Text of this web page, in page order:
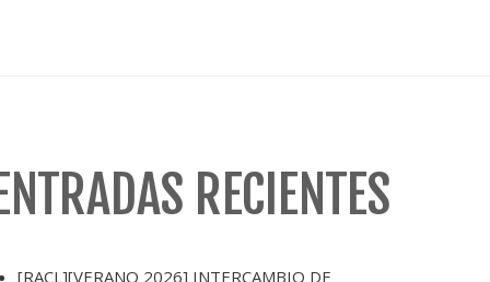
ENTRADAS RECIENTES
[RACL][VERANO 2026] INTERCAMBIO DE